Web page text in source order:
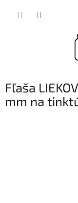
Fľaša
mm na